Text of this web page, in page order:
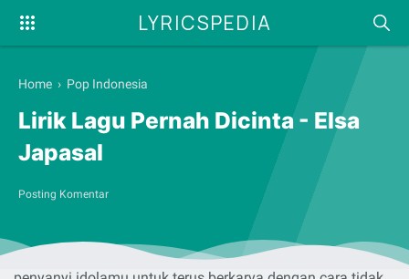
LYRICSPEDIA
Home › Pop Indonesia
Lirik Lagu Pernah Dicinta - Elsa
Japasal
Posting Komentar
Selamat membaca serta menyanyikan lirik lagu
Dicinta
yang dibawakan olehElsa Japasal. Dukung terus